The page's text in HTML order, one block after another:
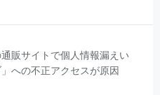
販サイトで個人情報漏えい
」への不正アクセスが原因